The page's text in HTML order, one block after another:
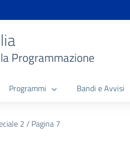
Programmazione
Programmi Bandi e Avvisi
2 / Pagina 7